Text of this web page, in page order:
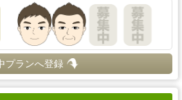
プランへ登録